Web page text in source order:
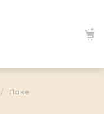
/ Поке